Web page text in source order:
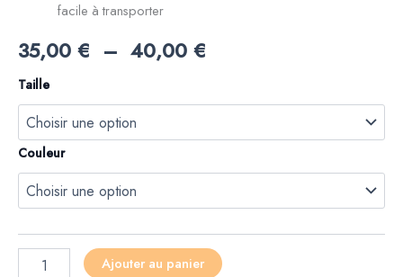
facile à transporter
35,00 € – 40,00 €
Taille
Couleur
Ajouter au panier